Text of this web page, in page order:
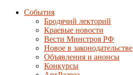
События
Бродячий лекторий
Краевые новости
Вести Минстроя РФ
Новое в законодательстве
Объявления и анонсы
Конкурсы